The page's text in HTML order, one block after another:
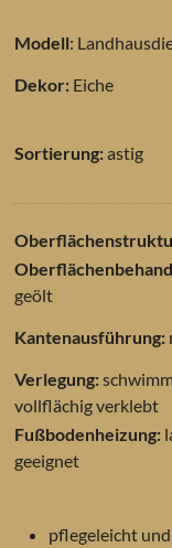
Modell:
Dekor:
Sortierung:
geölt
Kantenausführung:
Verlegung:
vollflächig
Fußbodenheizung:
geeignet
pflegeleicht